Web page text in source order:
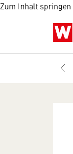
Zum Inhalt springen